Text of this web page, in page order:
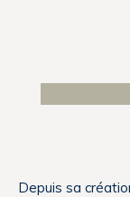
Depuis sa